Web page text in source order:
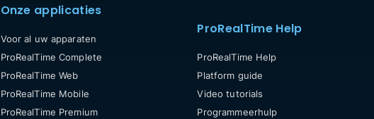
Onze applicaties
Voor al uw apparaten
ProRealTime Complete
ProRealTime Web
ProRealTime Mobile
ProRealTime Premium
ProRealTime Help
ProRealTime Help
Platform guide
Video tutorials
Programmeerhulp